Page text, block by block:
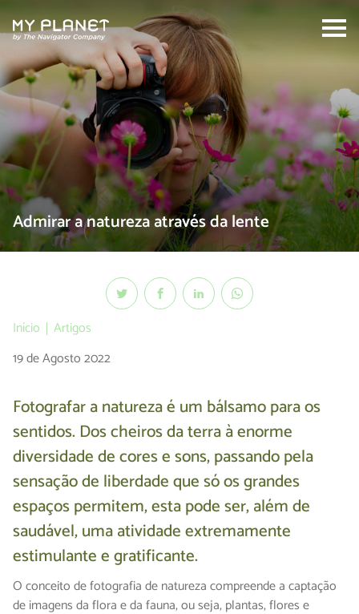
Search:
Admirar a natureza através da lente
Início
Artigos
19 de Agosto 2022
Fotografar a natureza é um bálsamo para os
sentidos. Dos cheiros da terra à enorme
diversidade de cores e sons, passando pela
sensação de liberdade que só os grandes
espaços permitem, esta pode ser, além de
saudável, uma atividade extremamente
estimulante e gratificante.
O conceito de fotografia de natureza compreende a captação
de imagens da flora e da fauna, ou seja, plantas, flores e